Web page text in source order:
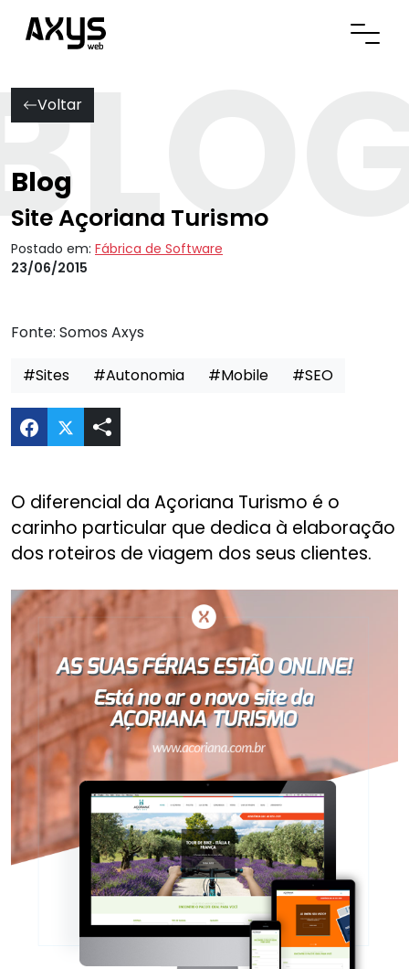
Abrir
Voltar
Blog
Site Açoriana Turismo
Postado em: Fábrica de Software
23/06/2015
Fonte: Somos Axys
#Sites #Autonomia #Mobile #SEO
Compartilhar Site Açoriana Turismo no Twitter
O diferencial da Açoriana Turismo é o
carinho particular que dedica à elaboração
dos roteiros de viagem dos seus clientes.